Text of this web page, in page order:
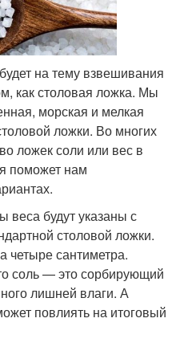
на тему взвешивания
как столовая ложка. Мы
морская и мелкая
ложки. Во многих
ложек соли или вес в
поможет нам
веса будут указаны с
столовой ложки.
четыре сантиметра.
соль — это сорбирующий
лишней влаги. А
повлиять на итоговый